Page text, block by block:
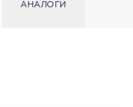
АНАЛОГИ